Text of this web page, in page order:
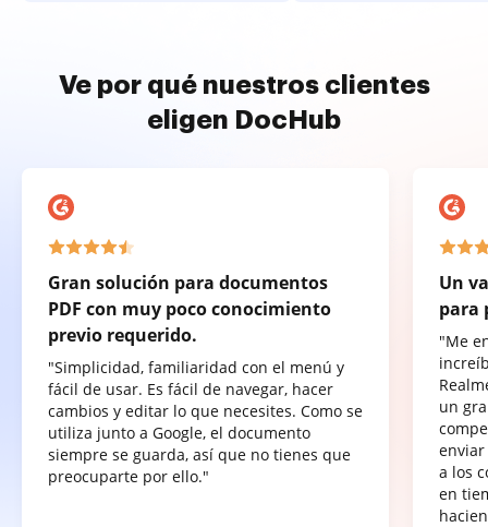
Ve por qué nuestros clientes
eligen DocHub
Gran solución para documentos
PDF con muy poco conocimiento
previo requerido.
"Simplicidad, familiaridad con el menú y
fácil de usar. Es fácil de navegar, hacer
cambios y editar lo que necesites. Como se
utiliza junto a Google, el documento
siempre se guarda, así que no tienes que
preocuparte por ello."
Un
para
"Me
un
a los
en